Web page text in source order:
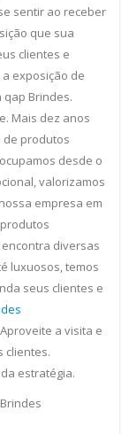
sentir ao receber
que sua
clientes e
exposição de
Brindes.
Mais dez anos
de produtos
desde o
valorizamos
empresa em
diversas
luxuosos, temos
seus clientes e
a visita e
clientes.
estratégia.